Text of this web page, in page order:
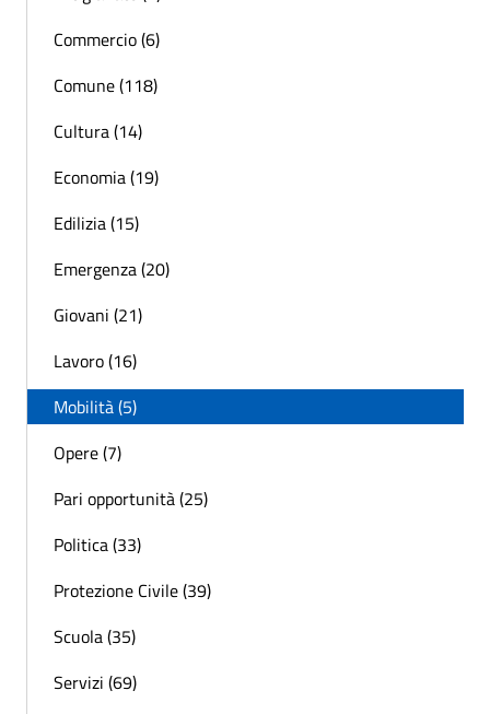
Commercio (6)
Comune (118)
Cultura (14)
Economia (19)
Edilizia (15)
Emergenza (20)
Giovani (21)
Lavoro (16)
Mobilità (5)
Opere (7)
Pari opportunità (25)
Politica (33)
Protezione Civile (39)
Scuola (35)
Servizi (69)